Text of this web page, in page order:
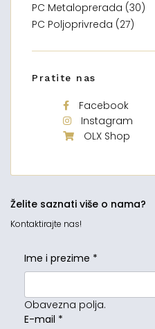
PC Metaloprerada (30)
PC Poljoprivreda (27)
Pratite nas
Facebook
Instagram
OLX Shop
Želite saznati više o nama?
Kontaktirajte nas!
Ime i prezime *
Obavezna polja.
E-mail *